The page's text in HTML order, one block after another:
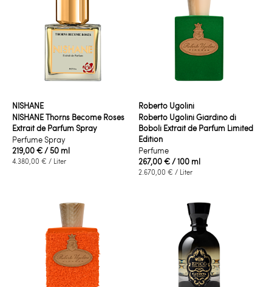
NISHANE
NISHANE Thorns Become Roses
Extrait de Parfum Spray
Perfume Spray
219,00 €/ 50 ml
4.380,00 € / Liter
Roberto Ugolini
Roberto Ugolini Giardino di
Boboli Extrait de Parfum Limited
Edition
Perfume
267,00 €/ 100 ml
2.670,00 € / Liter